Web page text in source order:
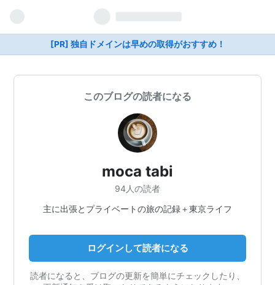
[PR] 独自ドメインは早めの取得がおすすめ！
このブログの読者になる
moca tabi
94人の読者
主に出張とプライベートの旅の記録＋東京ライフ
ログインして読者になる
読者になると、ブログの更新を簡単にチェックしたり、